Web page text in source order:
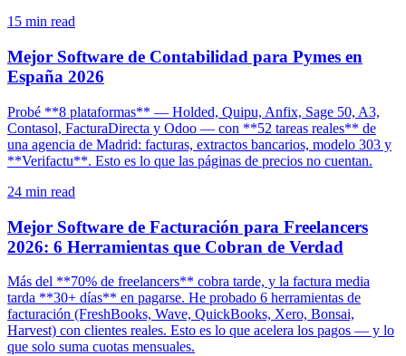
15 min read
Mejor Software de Contabilidad para Pymes en
España 2026
Probé **8 plataformas** — Holded, Quipu, Anfix, Sage 50, A3,
Contasol, FacturaDirecta y Odoo — con **52 tareas reales** de
una agencia de Madrid: facturas, extractos bancarios, modelo 303 y
**Verifactu**. Esto es lo que las páginas de precios no cuentan.
24 min read
Mejor Software de Facturación para Freelancers
2026: 6 Herramientas que Cobran de Verdad
Más del **70% de freelancers** cobra tarde, y la factura media
tarda **30+ días** en pagarse. He probado 6 herramientas de
facturación (FreshBooks, Wave, QuickBooks, Xero, Bonsai,
Harvest) con clientes reales. Esto es lo que acelera los pagos — y lo
que solo suma cuotas mensuales.